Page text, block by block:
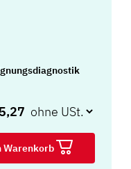
Warenkorb